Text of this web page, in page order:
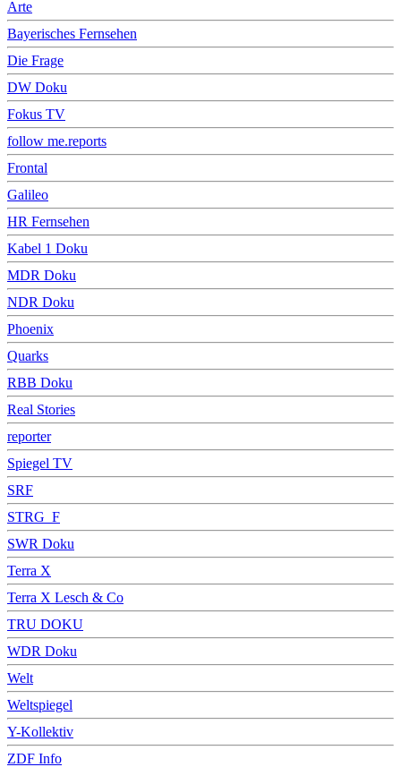
Arte
Bayerisches Fernsehen
Die Frage
DW Doku
Fokus TV
follow me.reports
Frontal
Galileo
HR Fernsehen
Kabel 1 Doku
MDR Doku
NDR Doku
Phoenix
Quarks
RBB Doku
Real Stories
reporter
Spiegel TV
SRF
STRG_F
SWR Doku
Terra X
Terra X Lesch & Co
TRU DOKU
WDR Doku
Welt
Weltspiegel
Y-Kollektiv
ZDF Info